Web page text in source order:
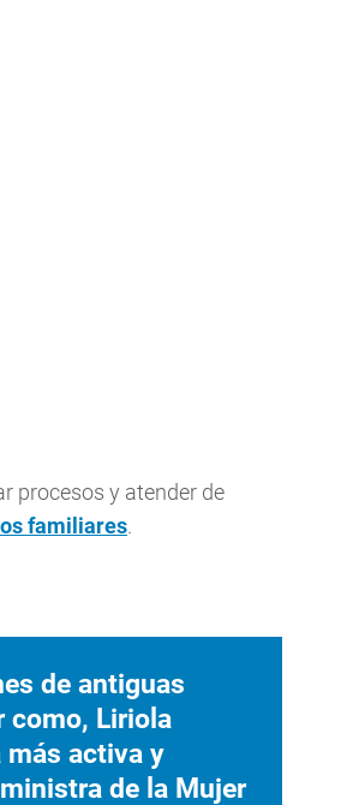
procesos y atender de
familiares.
de antiguas
como, Liriola
más activa y
de la Mujer